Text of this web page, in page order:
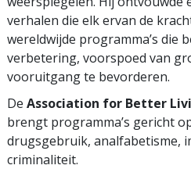
verhalen die elk ervan de
wereldwijde programma’s die
verbetering, voorspoed van
vooruitgang te bevorderen.
De Association for Better
brengt programma’s gericht
drugsgebruik, analfabetisme,
criminaliteit.